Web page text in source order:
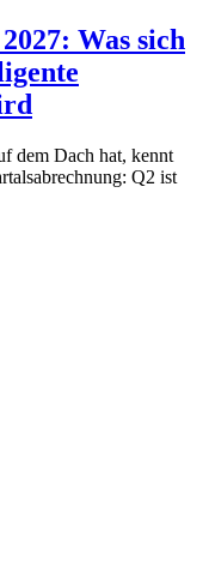
Was sich
dem Dach hat, kennt
Q2 ist